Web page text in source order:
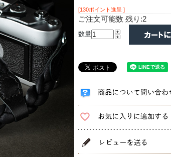
[130ポイント進呈 ]
ご注文可能数 残り:2
数量